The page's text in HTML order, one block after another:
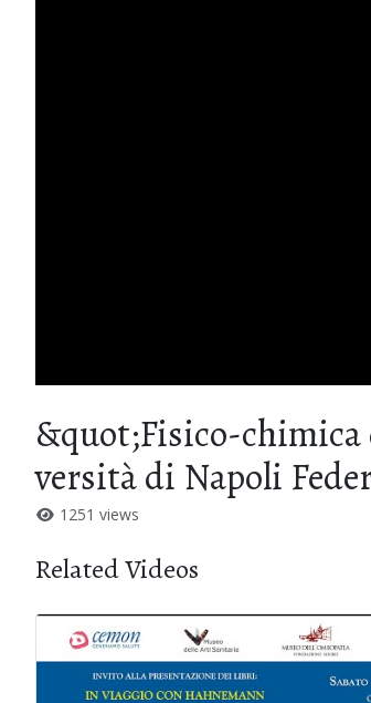
&quot;Fisico-
versità di Napoli
1251 views
Related Videos